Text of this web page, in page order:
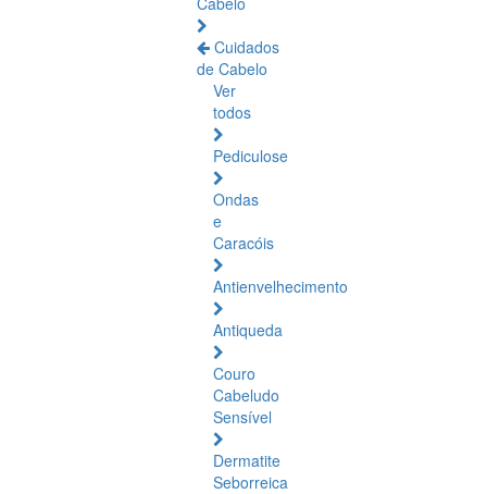
Cuidados
de Cabelo
Ver
todos
Pediculose
Ondas
e
Caracóis
Antienvelhecimento
Antiqueda
Couro
Cabeludo
Sensível
Dermatite
Seborreica